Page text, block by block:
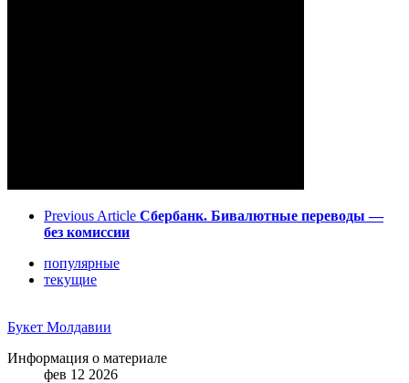
Previous Article Сбербанк. Бивалютные переводы —
без комиссии
популярные
текущие
Букет Молдавии
Информация о материале
фев 12 2026